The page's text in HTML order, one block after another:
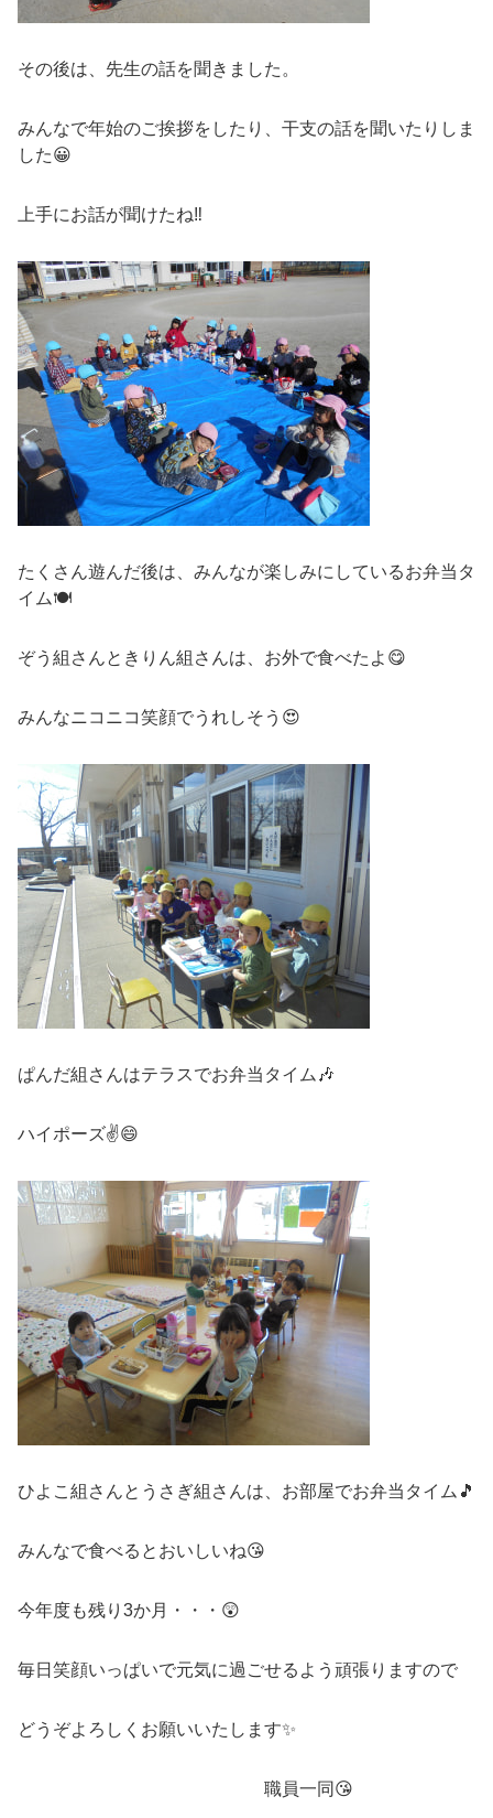
その後は、先生の話を聞きました。
みんなで年始のご挨拶をしたり、干支の話を聞いたりしま
した😀
上手にお話が聞けたね‼
たくさん遊んだ後は、みんなが楽しみにしているお弁当タ
イム🍽
ぞう組さんときりん組さんは、お外で食べたよ😋
みんなニコニコ笑顔でうれしそう😍
ぱんだ組さんはテラスでお弁当タイム🎶
ハイポーズ✌😄
ひよこ組さんとうさぎ組さんは、お部屋でお弁当タイム🎵
みんなで食べるとおいしいね😘
今年度も残り3か月・・・😲
毎日笑顔いっぱいで元気に過ごせるよう頑張りますので
どうぞよろしくお願いいたします✨
職員一同😘